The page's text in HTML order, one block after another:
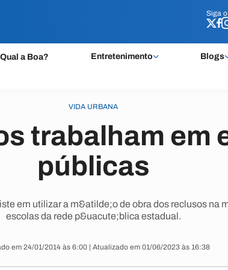
Siga o
Qual a Boa? Entretenimento Blogs
Siga o
VIDA URBANA
trabalham em
públicas
em utilizar a m&atilde;o de obra dos reclusos na
escolas da rede p&uacute;blica estadual.
em 24/01/2014 às 6:00 | Atualizado em 01/06/2023 às 16:38